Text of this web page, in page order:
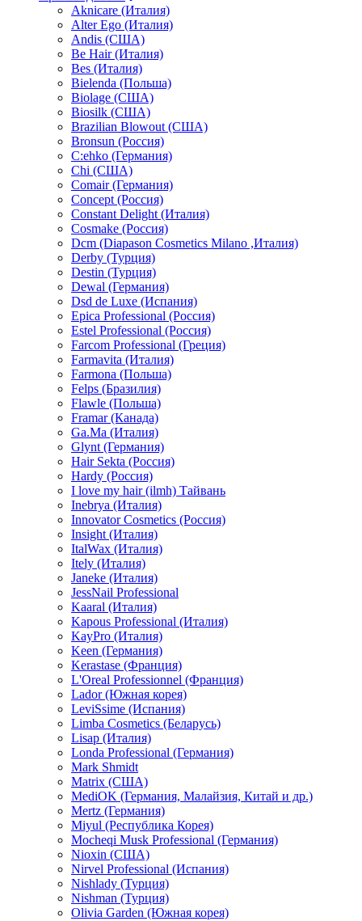
Aknicare (Италия)
Alter Ego (Италия)
Andis (США)
Be Hair (Италия)
Bes (Италия)
Bielenda (Польша)
Biolage (США)
Biosilk (США)
Brazilian Blowout (США)
Bronsun (Россия)
C:ehko (Германия)
Chi (США)
Comair (Германия)
Concept (Россия)
Constant Delight (Италия)
Cosmake (Россия)
Dcm (Diapason Cosmetics Milano ,Италия)
Derby (Турция)
Destin (Турция)
Dewal (Германия)
Dsd de Luxe (Испания)
Epica Professional (Россия)
Estel Professional (Россия)
Farcom Professional (Греция)
Farmavita (Италия)
Farmona (Польша)
Felps (Бразилия)
Flawle (Польша)
Framar (Канада)
Ga.Ma (Италия)
Glynt (Германия)
Hair Sekta (Россия)
Hardy (Россия)
I love my hair (ilmh) Тайвань
Inebrya (Италия)
Innovator Cosmetics (Россия)
Insight (Италия)
ItalWax (Италия)
Itely (Италия)
Janeke (Италия)
JessNail Professional
Kaaral (Италия)
Kapous Professional (Италия)
KayPro (Италия)
Keen (Германия)
Kerastase (Франция)
L'Oreal Professionnel (Франция)
Lador (Южная корея)
LeviSsime (Испания)
Limba Cosmetics (Беларусь)
Lisap (Италия)
Londa Professional (Германия)
Mark Shmidt
Matrix (США)
MediOK (Германия, Малайзия, Китай и др.)
Mertz (Германия)
Miyul (Республика Корея)
Mocheqi Musk Professional (Германия)
Nioxin (США)
Nirvel Professional (Испания)
Nishlady (Турция)
Nishman (Турция)
Olivia Garden (Южная корея)